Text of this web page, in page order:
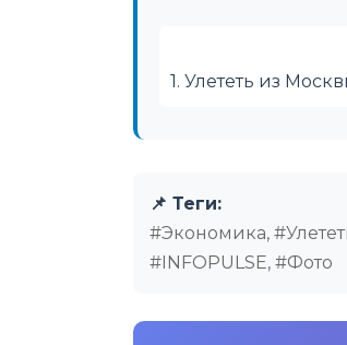
1. Улететь из
📌 Теги:
#Экономика,
#INFOPULSE, #Фото